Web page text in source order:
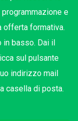
e
offerta formativa.
in basso. Dai il
sul pulsante
indirizzo mail
casella di posta.